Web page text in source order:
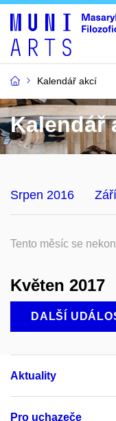
Kalendář akcí
Kalendář
Srpen 2016 Září
Tento měsíc se
Květen 2017
DALŠÍ
Aktuality
Pro uchazeče